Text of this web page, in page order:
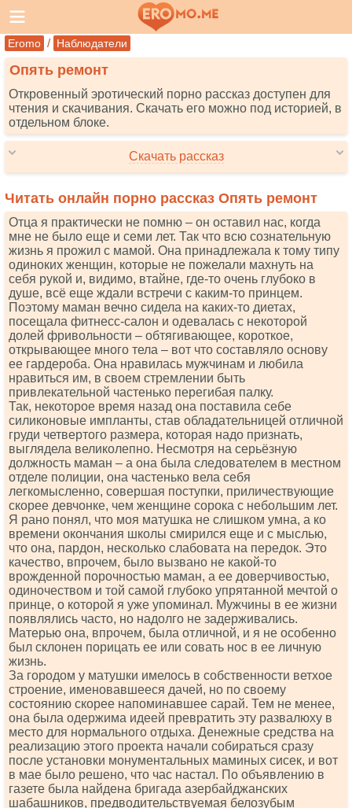
Eromo / Наблюдатели
Опять ремонт
Откровенный эротический порно рассказ доступен для
чтения и скачивания. Скачать его можно под историей, в
отдельном блоке.
Скачать рассказ
Читать онлайн порно рассказ Опять ремонт
Отца я практически не помню – он оставил нас, когда
мне не было еще и семи лет. Так что всю сознательную
жизнь я прожил с мамой. Она принадлежала к тому типу
одиноких женщин, которые не пожелали махнуть на
себя рукой и, видимо, втайне, где-то очень глубоко в
душе, всё еще ждали встречи с каким-то принцем.
Поэтому маман вечно сидела на каких-то диетах,
посещала фитнесс-салон и одевалась с некоторой
долей фривольности – обтягивающее, короткое,
открывающее много тела – вот что составляло основу
ее гардероба. Она нравилась мужчинам и любила
нравиться им, в своем стремлении быть
привлекательной частенько перегибая палку.
Так, некоторое время назад она поставила себе
силиконовые импланты, став обладательницей отличной
груди четвертого размера, которая надо признать,
выглядела великолепно. Несмотря на серьёзную
должность маман – а она была следователем в местном
отделе полиции, она частенько вела себя
легкомысленно, совершая поступки, приличествующие
скорее девчонке, чем женщине сорока с небольшим лет.
Я рано понял, что моя матушка не слишком умна, а ко
времени окончания школы смирился еще и с мыслью,
что она, пардон, несколько слабовата на передок. Это
качество, впрочем, было вызвано не какой-то
врожденной порочностью маман, а ее доверчивостью,
одиночеством и той самой глубоко упрятанной мечтой о
принце, о которой я уже упоминал. Мужчины в ее жизни
появлялись часто, но надолго не задерживались.
Матерью она, впрочем, была отличной, и я не особенно
был склонен порицать ее или совать нос в ее личную
жизнь.
За городом у матушки имелось в собственности ветхое
строение, именовавшееся дачей, но по своему
состоянию скорее напоминавшее сарай. Тем не менее,
она была одержима идеей превратить эту развалюху в
место для нормального отдыха. Денежные средства на
реализацию этого проекта начали собираться сразу
после установки монументальных маминых сисек, и вот
в мае было решено, что час настал. По объявлению в
газете была найдена бригада азербайджанских
шабашников, предводительствуемая белозубым